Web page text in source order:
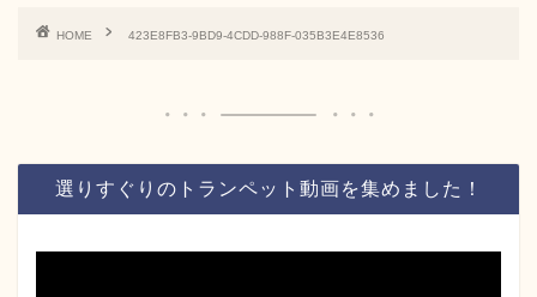
HOME 423E8FB3-9BD9-4CDD-988F-035B3E4E8536
選りすぐりのトランペット動画を集めました！